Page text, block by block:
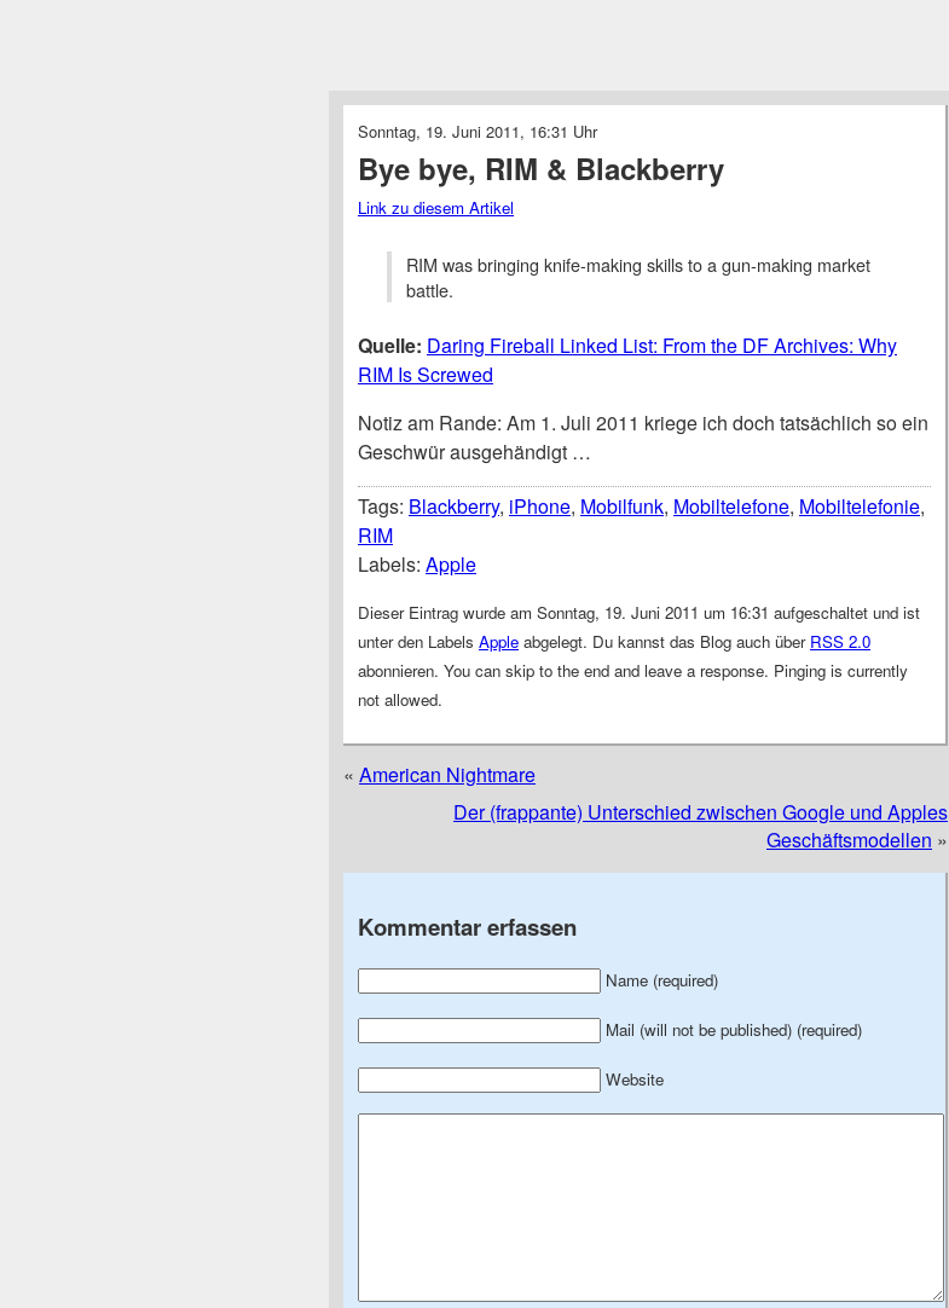
Sonntag, 19. Juni 2011, 16:31 Uhr
Bye bye, RIM & Blackberry
Link zu diesem Artikel
RIM was bringing knife-making skills to a gun-making market
battle.
Quelle: Daring Fireball Linked List: From the DF Archives: Why
RIM Is Screwed
Notiz am Rande: Am 1. Juli 2011 kriege ich doch tatsächlich so ein
Geschwür ausgehändigt …
Tags: Blackberry, iPhone, Mobilfunk, Mobiltelefone, Mobiltelefonie,
RIM
Labels: Apple
Dieser Eintrag wurde am Sonntag, 19. Juni 2011 um 16:31 aufgeschaltet und ist
unter den Labels Apple abgelegt. Du kannst das Blog auch über RSS 2.0
abonnieren. You can skip to the end and leave a response. Pinging is currently
not allowed.
« American Nightmare
Der (frappante) Unterschied zwischen Google und Apples
Geschäftsmodellen »
Kommentar erfassen
Name (required)
Mail (will not be published) (required)
Website